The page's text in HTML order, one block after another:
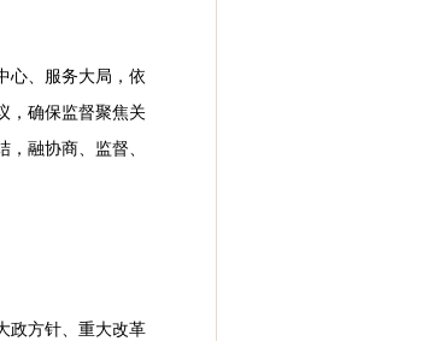
心、服务大局，依
，确保监督聚焦关
融协商、监督、
政方针、重大改革